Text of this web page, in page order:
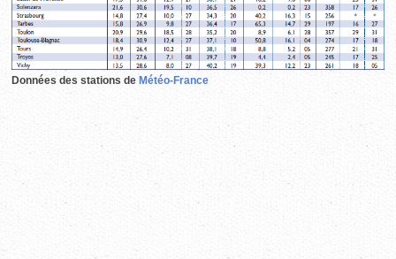
Données des stations de Météo-France